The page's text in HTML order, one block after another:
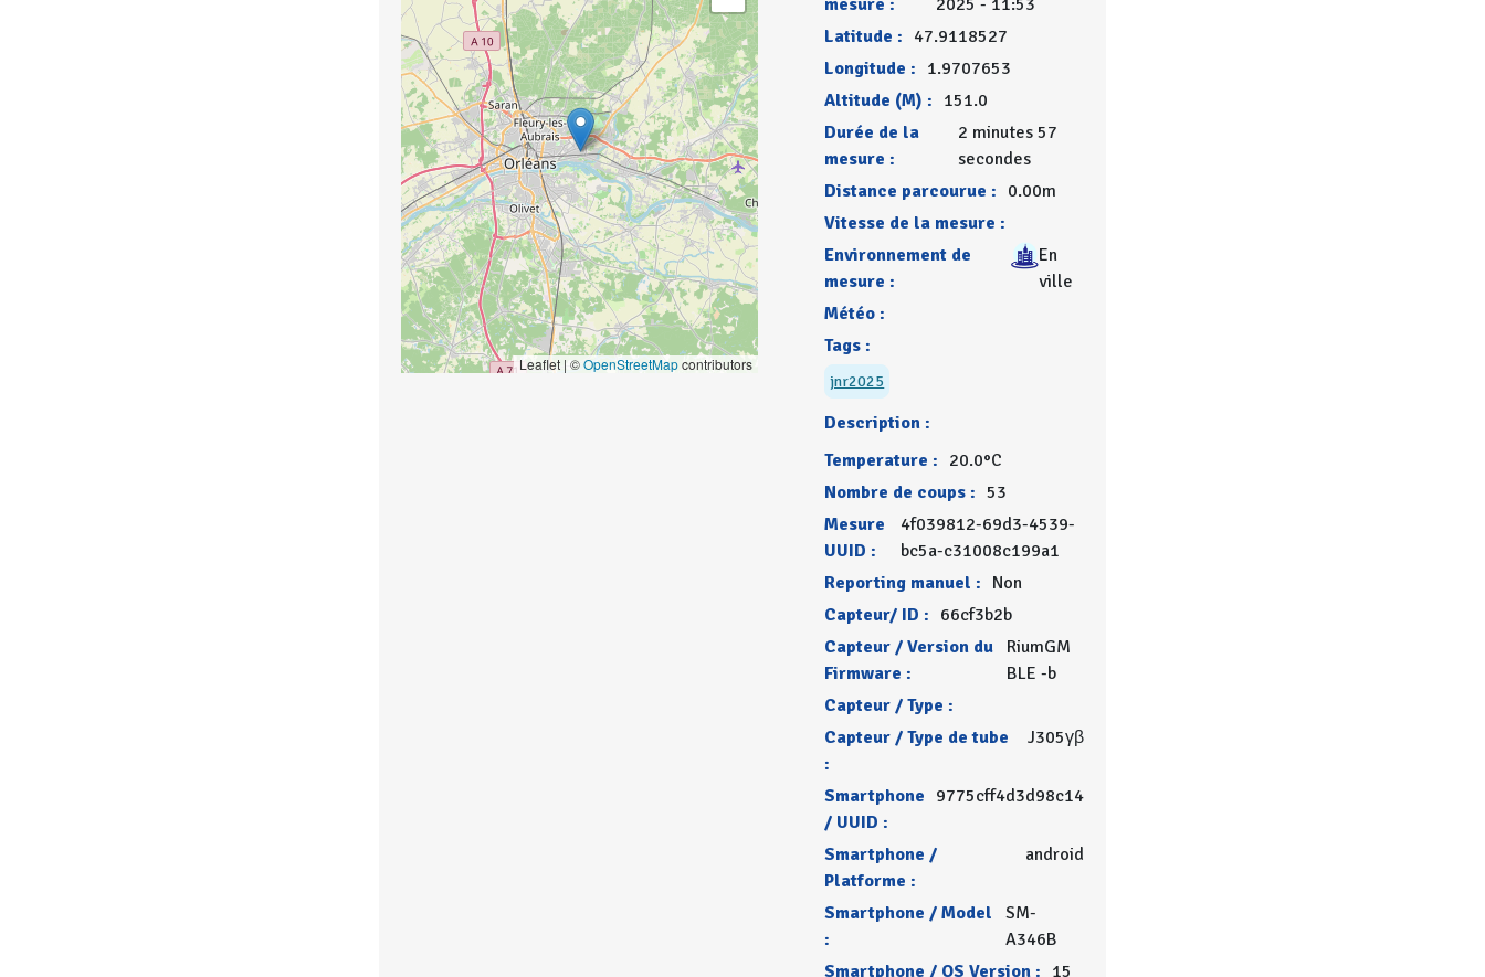
Leaflet | ©OpenStreetMapcontributors
mesure :
2025 - 11:53
Latitude : 47.9118527
Longitude : 1.9707653
Altitude (M) : 151.0
Durée de la
mesure :
2 minutes 57
secondes
Distance parcourue : 0.00m
Vitesse de la mesure :
Environnement de
mesure :
En
ville
Météo :
Tags :
jnr2025
Description :
Temperature : 20.0°C
Nombre de coups : 53
Mesure
UUID :
4f039812-69d3-4539-
bc5a-c31008c199a1
Reporting manuel : Non
Capteur/ ID : 66cf3b2b
Capteur / Version du
Firmware :
RiumGM
BLE -b
Capteur / Type :
Capteur / Type de tube
:
J305γβ
Smartphone
/ UUID :
9775cff4d3d98c14
Smartphone /
Platforme :
android
Smartphone / Model
:
SM-
A346B
Smartphone / OS Version : 15